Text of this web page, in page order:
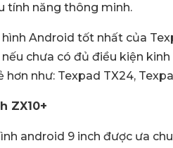
tính năng thông minh.
Android tốt nhất của
nếu chưa có đủ điều kiện
hơn như: Texpad TX24,
ZX10+
android 9 inch được ưa